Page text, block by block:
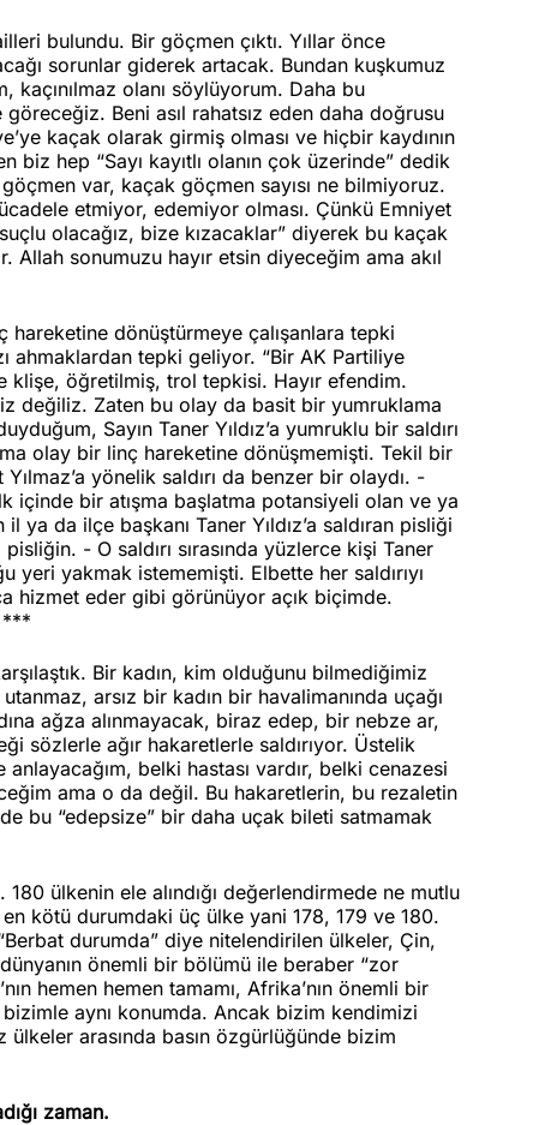
bulundu. Bir göçmen çıktı. Yıllar önce
sorunlar giderek artacak. Bundan kuşkumuz
kaçınılmaz olanı söylüyorum. Daha bu
Beni asıl rahatsız eden daha doğrusu
kaçak olarak girmiş olması ve hiçbir kaydının
biz hep “Sayı kayıtlı olanın çok üzerinde” dedik
var, kaçak göçmen sayısı ne bilmiyoruz.
etmiyor, edemiyor olması. Çünkü Emniyet
olacağız, bize kızacaklar” diyerek bu kaçak
Allah sonumuzu hayır etsin diyeceğim ama akıl
hareketine dönüştürmeye çalışanlara tepki
ahmaklardan tepki geliyor. “Bir AK Partiliye
klişe, öğretilmiş, trol tepkisi. Hayır efendim.
değiliz. Zaten bu olay da basit bir yumruklama
Sayın Taner Yıldız’a yumruklu bir saldırı
olay bir linç hareketine dönüşmemişti. Tekil bir
yönelik saldırı da benzer bir olaydı. -
içinde bir atışma başlatma potansiyeli olan ve ya
da ilçe başkanı Taner Yıldız’a saldıran pisliği
- O saldırı sırasında yüzlerce kişi Taner
yeri yakmak istememişti. Elbette her saldırıyı
hizmet eder gibi görünüyor açık biçimde.
***
Bir kadın, kim olduğunu bilmediğimiz
arsız bir kadın bir havalimanında uçağı
ağza alınmayacak, biraz edep, bir nebze ar,
sözlerle ağır hakaretlerle saldırıyor. Üstelik
belki hastası vardır, belki cenazesi
ama o da değil. Bu hakaretlerin, bu rezaletin
bu “edepsize” bir daha uçak bileti satmamak
180 ülkenin ele alındığı değerlendirmede ne mutlu
kötü durumdaki üç ülke yani 178, 179 ve 180.
durumda” diye nitelendirilen ülkeler, Çin,
önemli bir bölümü ile beraber “zor
hemen hemen tamamı, Afrika’nın önemli bir
aynı konumda. Ancak bizim kendimizi
ülkeler arasında basın özgürlüğünde bizim
zaman.